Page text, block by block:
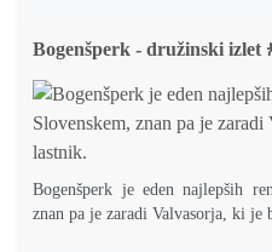
Bogenšperk - družinski
Bogenšperk je eden najlepših
znan pa je zaradi Valvasorja, ki je